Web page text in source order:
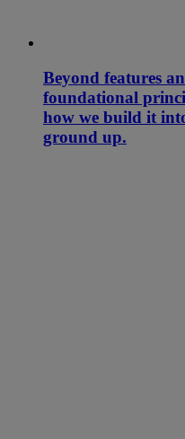
Beyond features
foundational
how we build it
ground up.